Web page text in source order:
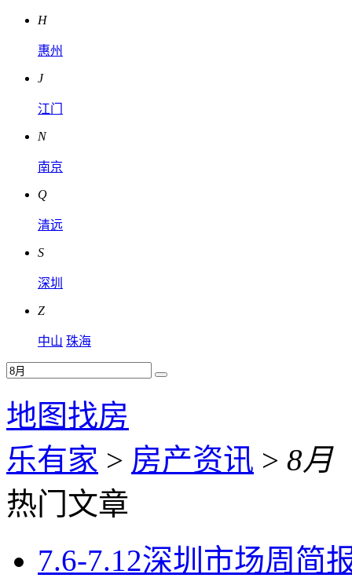
H
惠州
J
江门
N
南京
Q
清远
S
深圳
Z
中山 珠海
地图找房
乐有家 > 房产资讯 > 8月
热门文章
7.6-7.12深圳市场周简